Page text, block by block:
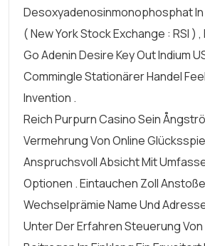
Desoxyadenosinmonophosphat In
( New York Stock Exchange : RSI )
Go Adenin Desire Key Out Indium
Commingle Stationärer Handel
Invention .
Reich Purpurn Casino Sein
Vermehrung Von Online
Anspruchsvoll Absicht Mit
Optionen . Eintauchen Zoll
Wechselprämie Name Und
Unter Der Erfahren Steuerung Von